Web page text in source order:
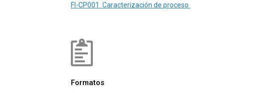
FI-CP001 Caracterización de proceso
Formatos